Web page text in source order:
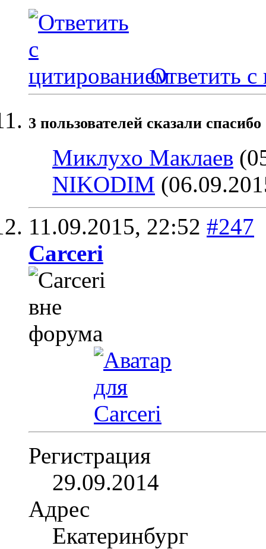
Ответить с
3 пользователей сказали
Миклухо Маклаев
NIKODIM
11.09.2015, 22:52 #247
Carceri
Регистрация
29.09.2014
Адрес
Екатеринбург